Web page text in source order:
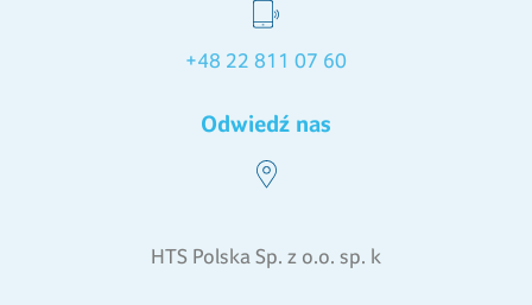
+48 22 811 07 60
Odwiedź nas
HTS Polska Sp. z o.o. sp. k